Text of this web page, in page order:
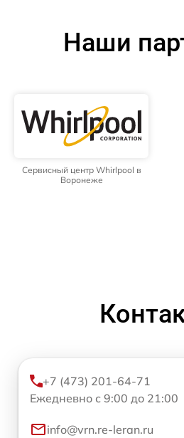
Наши
Сервисный центр Whirlpool в
Воронеже
+7 (473) 201-64-71
Ежедневно с 9:00 до 21:00
info@vrn.re-leran.ru